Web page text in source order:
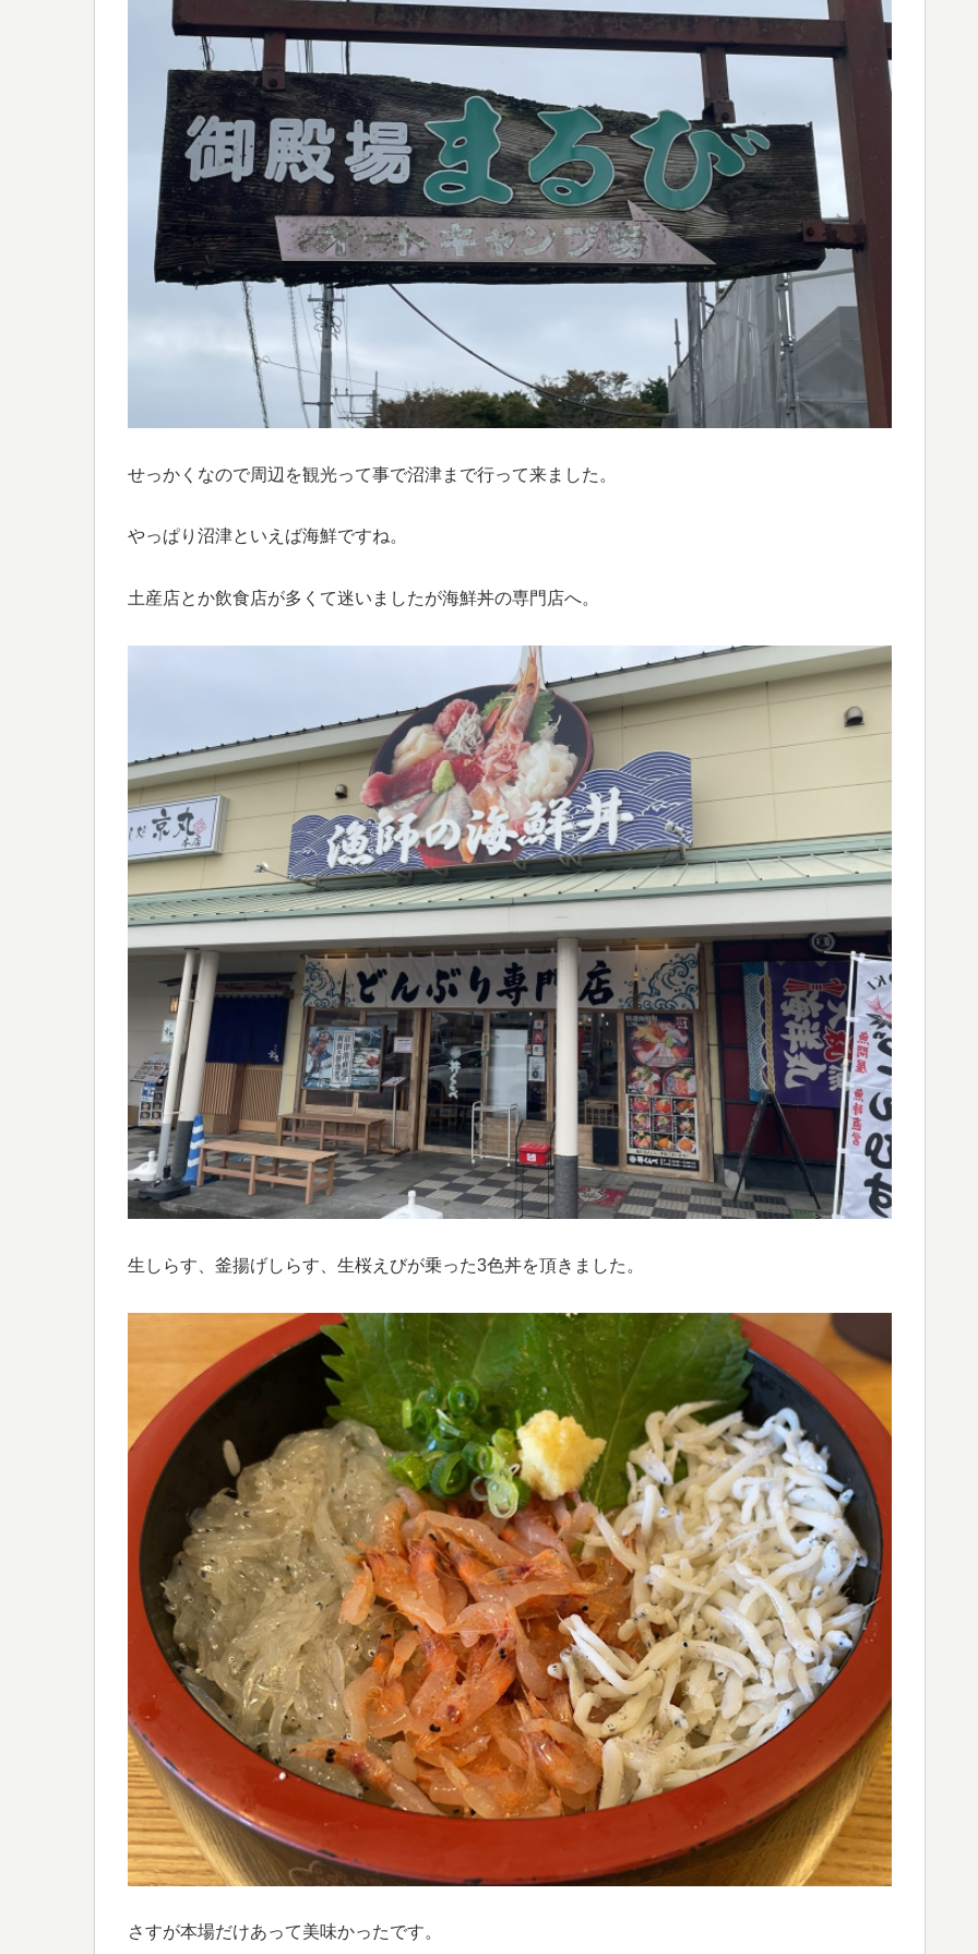
せっかくなので周辺を観光って事で沼津まで行って来ました。
やっぱり沼津といえば海鮮ですね。
土産店とか飲食店が多くて迷いましたが海鮮丼の専門店へ。
生しらす、釜揚げしらす、生桜えびが乗った3色丼を頂きました。
さすが本場だけあって美味かったです。